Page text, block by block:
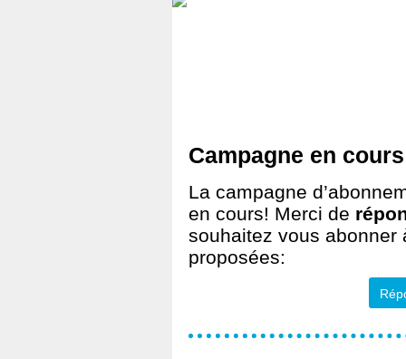
Campagne en cours
La campagne
en cours! Merci de
souhaitez vous abonner
proposées: